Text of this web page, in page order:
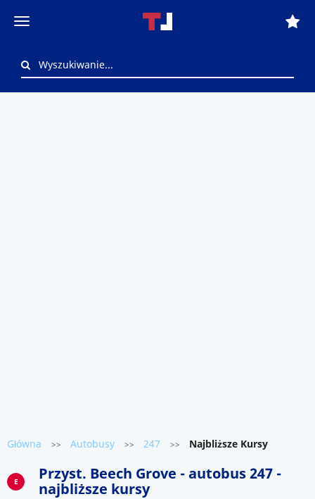
Główna >> Autobusy >> 247 >> Najbliższe Kursy
E
Przyst. Beech Grove - autobus 247 -
najbliższe kursy